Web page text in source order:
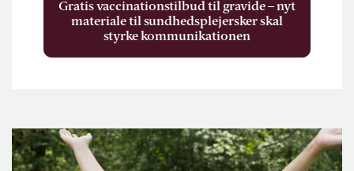
Gratis vaccinationstilbud til gravide – nyt
materiale til sundhedsplejersker skal
styrke kommunikationen